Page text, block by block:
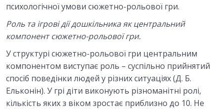
психологічної умови сюжетно-рольової гри.
Роль та ігрові дії дошкільника як центральний
компонент сюжетно-рольової гри.
У структурі сюжетно-рольової гри центральним
компонентом виступає роль – суспільно прийнятий
спосіб поведінки людей у різних ситуаціях (Д. Б.
Ельконін). У грі діти виконують різноманітні ролі,
кількість яких з віком зростає приблизно до 10. Не